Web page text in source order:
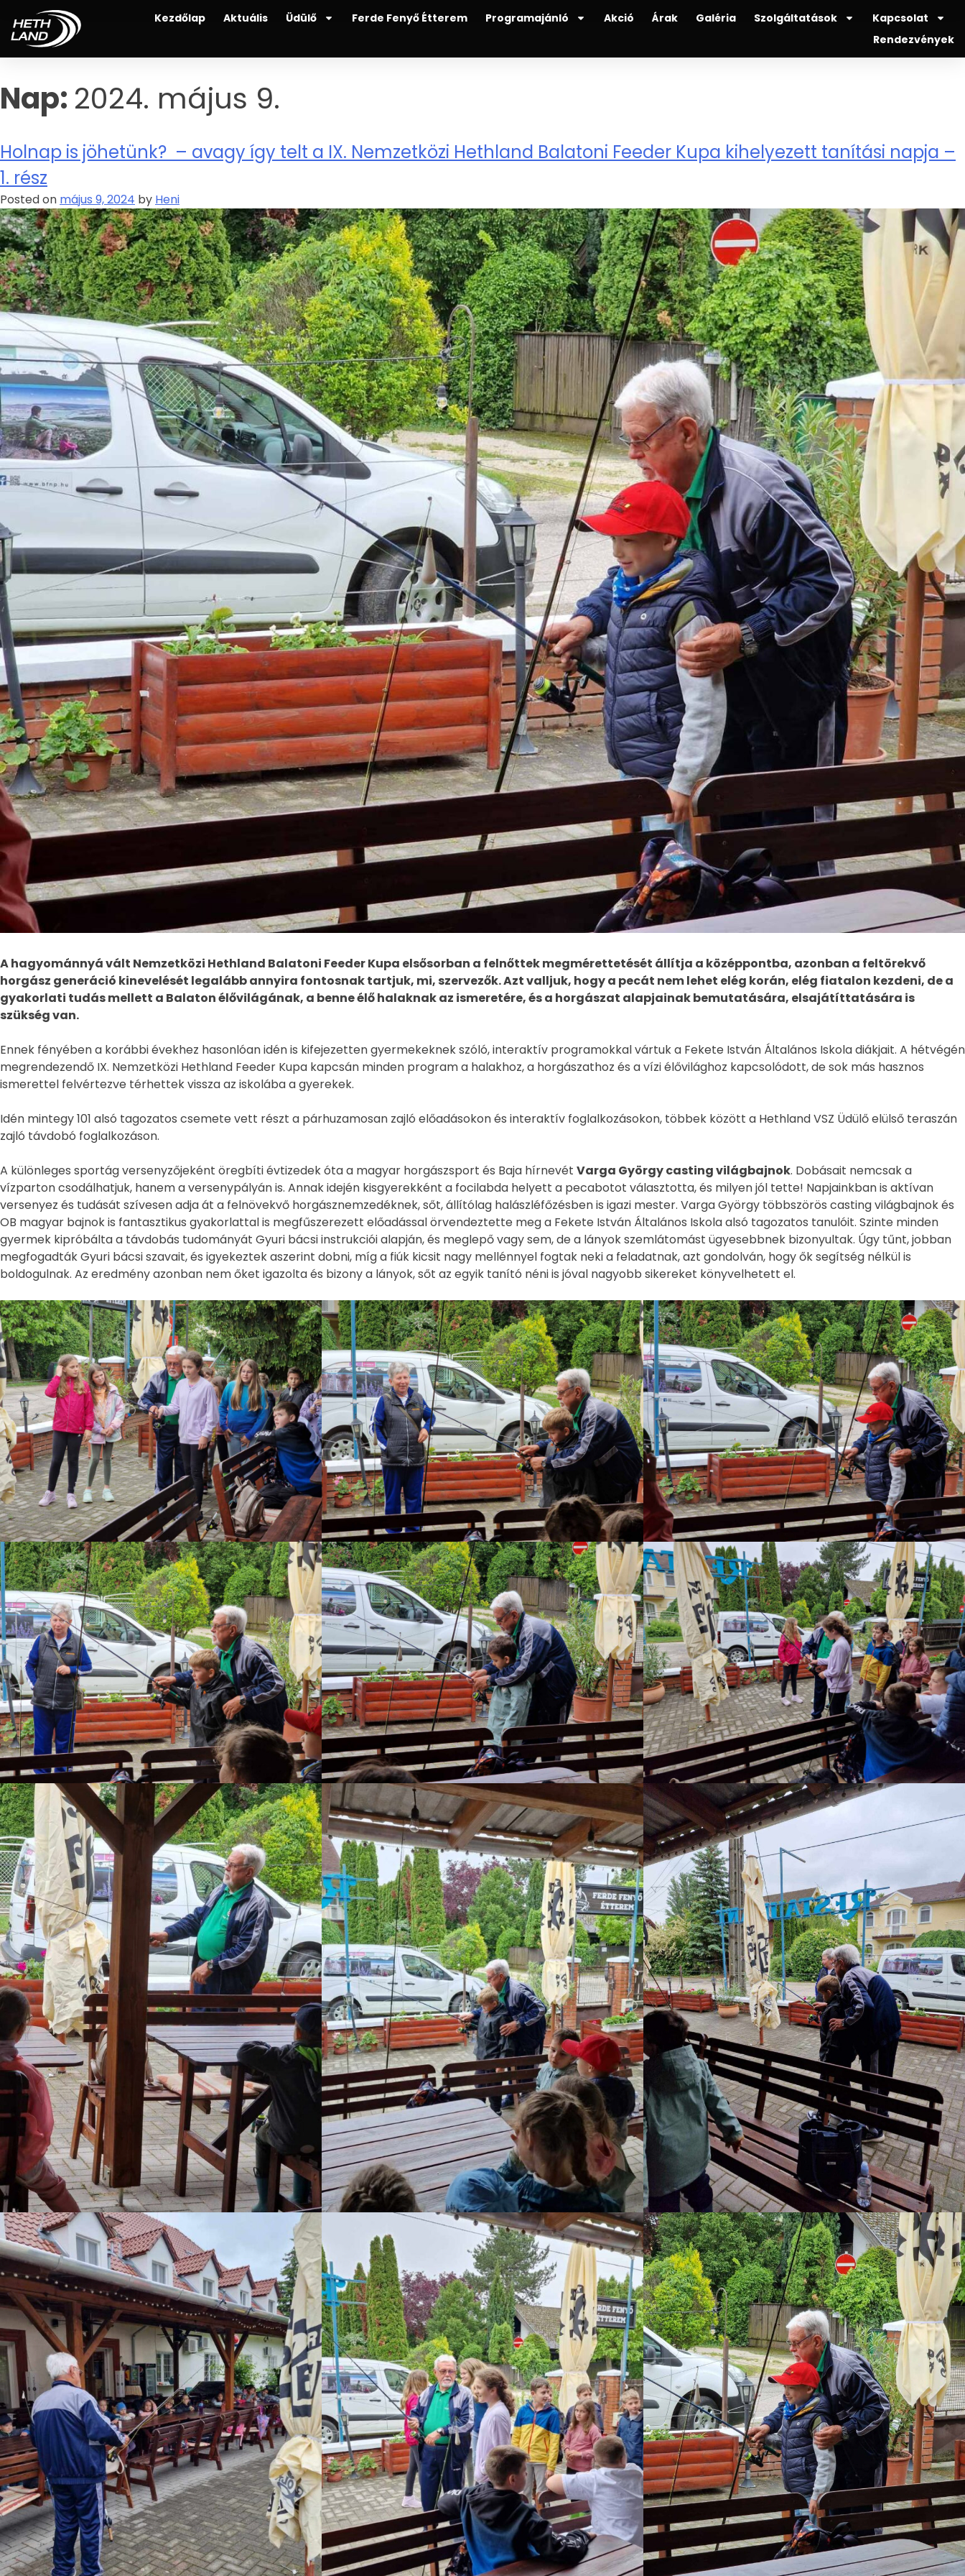
Kezdőlap Aktuális Üdülő Ferde Fenyő Étterem Programajánló Akció Árak Galéria Szolgáltatások
Kapcsolat
Rendezvények
Nap: 2024. május 9.
Holnap is jöhetünk? – avagy így telt a IX. Nemzetközi Hethland Balatoni Feeder Kupa kihelyezett tanítási napja –
1. rész
Posted on május 9, 2024 by Heni
A hagyománnyá vált Nemzetközi Hethland Balatoni Feeder Kupa elsősorban a felnőttek megmérettetését állítja a középpontba, azonban a feltörekvő
horgász generáció kinevelését legalább annyira fontosnak tartjuk, mi, szervezők. Azt valljuk, hogy a pecát nem lehet elég korán, elég fiatalon kezdeni, de a
gyakorlati tudás mellett a Balaton élővilágának, a benne élő halaknak az ismeretére, és a horgászat alapjainak bemutatására, elsajátíttatására is
szükség van.
Ennek fényében a korábbi évekhez hasonlóan idén is kifejezetten gyermekeknek szóló, interaktív programokkal vártuk a Fekete István Általános Iskola diákjait. A hétvégén
megrendezendő IX. Nemzetközi Hethland Feeder Kupa kapcsán minden program a halakhoz, a horgászathoz és a vízi élővilághoz kapcsolódott, de sok más hasznos
ismerettel felvértezve térhettek vissza az iskolába a gyerekek.
Idén mintegy 101 alsó tagozatos csemete vett részt a párhuzamosan zajló előadásokon és interaktív foglalkozásokon, többek között a Hethland VSZ Üdülő elülső teraszán
zajló távdobó foglalkozáson.
A különleges sportág versenyzőjeként öregbíti évtizedek óta a magyar horgászsport és Baja hírnevét Varga György casting világbajnok. Dobásait nemcsak a
vízparton csodálhatjuk, hanem a versenypályán is. Annak idején kisgyerekként a focilabda helyett a pecabotot választotta, és milyen jól tette! Napjainkban is aktívan
versenyez és tudását szívesen adja át a felnövekvő horgásznemzedéknek, sőt, állítólag halászléfőzésben is igazi mester. Varga György többszörös casting világbajnok és
OB magyar bajnok is fantasztikus gyakorlattal is megfűszerezett előadással örvendeztette meg a Fekete István Általános Iskola alsó tagozatos tanulóit. Szinte minden
gyermek kipróbálta a távdobás tudományát Gyuri bácsi instrukciói alapján, és meglepő vagy sem, de a lányok szemlátomást ügyesebbnek bizonyultak. Úgy tűnt, jobban
megfogadták Gyuri bácsi szavait, és igyekeztek aszerint dobni, míg a fiúk kicsit nagy mellénnyel fogtak neki a feladatnak, azt gondolván, hogy ők segítség nélkül is
boldogulnak. Az eredmény azonban nem őket igazolta és bizony a lányok, sőt az egyik tanító néni is jóval nagyobb sikereket könyvelhetett el.